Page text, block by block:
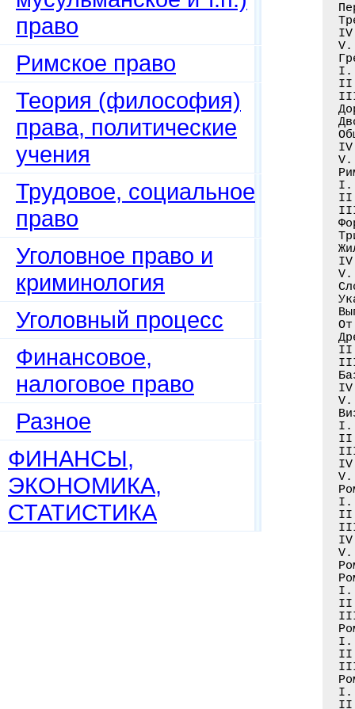
право
Римское право
Теория (философия)
права, политические
учения
Трудовое, социальное
право
Уголовное право и
криминология
Уголовный процесс
Финансовое,
налоговое право
Разное
ФИНАНСЫ,
ЭКОНОМИКА,
СТАТИСТИКА